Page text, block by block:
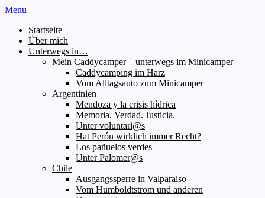
Menu
Startseite
Über mich
Unterwegs in…
Mein Caddycamper – unterwegs im Minicamper
Caddycamping im Harz
Vom Alltagsauto zum Minicamper
Argentinien
Mendoza y la crisis hídrica
Memoria. Verdad. Justicia.
Unter voluntari@s
Hat Perón wirklich immer Recht?
Los pañuelos verdes
Unter Palomer@s
Chile
Ausgangssperre in Valparaiso
Vom Humboldtstrom und anderen